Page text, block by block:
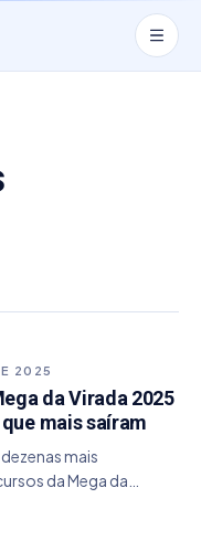
2025
da Virada 2025
mais saíram
mais
da Mega da
os resultados oficiais
os números que